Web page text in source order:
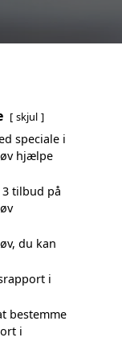
skjul
speciale i
hjælpe
tilbud på
du kan
i
bestemme
i